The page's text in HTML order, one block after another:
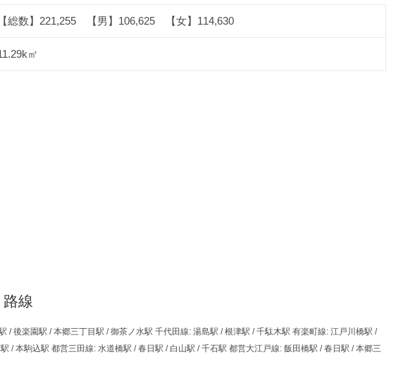
【総数】221,255 【男】106,625 【女】114,630
㎡
線
/ 後楽園駅 / 本郷三丁目駅 / 御茶ノ水駅 千代田線: 湯島駅 / 根津駅 / 千駄木駅 有楽町線: 江戸川橋駅 /
/ 本駒込駅 都営三田線: 水道橋駅 / 春日駅 / 白山駅 / 千石駅 都営大江戸線: 飯田橋駅 / 春日駅 / 本郷三